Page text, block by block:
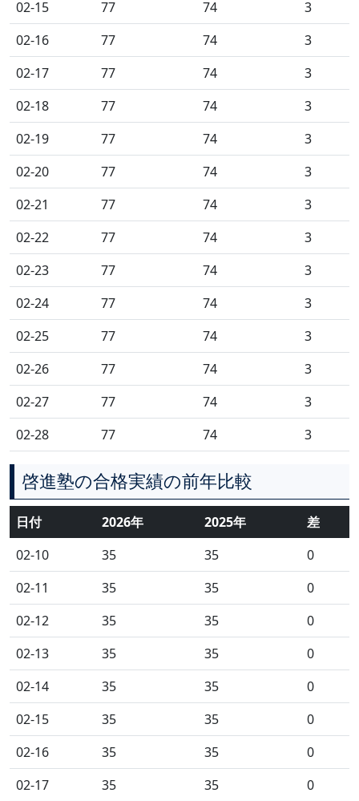
02-15 77 74
3
02-16
77 74
3
02-17
77 74
3
02-18
77 74
3
02-19
77 74
3
02-20
77 74
3
02-21
77 74
3
02-22
77 74
3
02-23
77 74
3
02-24
77 74
3
02-25
77 74
3
02-26
77 74
3
02-27
77 74
3
02-28
77 74 3
啓進塾の合格実績の前年比較
日付 2026年 2025年
差
02-10
35 35
0
02-11
35 35
0
02-12
35 35
0
02-13
35 35
0
02-14
35 35
0
02-15
35 35
0
02-16
35 35
0
02-17
35 35
0